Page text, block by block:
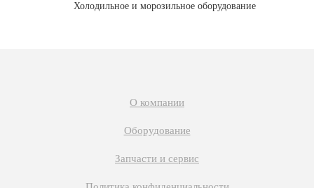
Холодильное и морозильное оборудование
О компании
Оборудование
Запчасти и сервис